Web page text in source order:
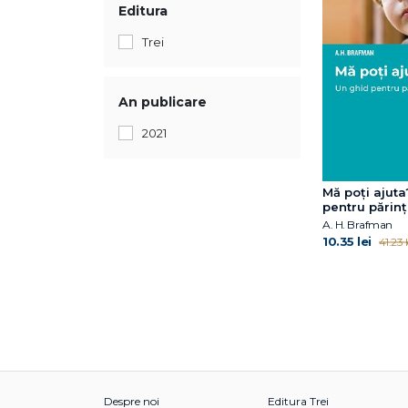
Editura
Trei
An publicare
2021
Mă poți
pentru
A. H. Brafman
10.35 lei 41.23
Despre noi Editura Trei